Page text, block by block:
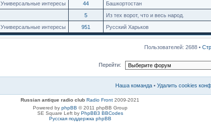
Универсальные интересы
44 Башкортостан
5 Из тех ворот, что и весь народ.
Универсальные интересы
951 Русский Харьков
Пользователей: 2688 •
Перейти:
Наша команда • Удалить cookies
Russian antique radio club Radio Front 2009-2021
Powered by phpBB © 2011 phpBB Group
SE Square Left by PhpBB3 BBCodes
Русская поддержка phpBB